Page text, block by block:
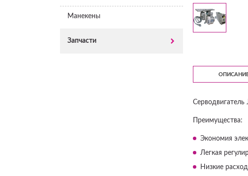
Манекены
Запчасти
Серводвигатель
Преимущества:
Экономия
Легкая
Низкие